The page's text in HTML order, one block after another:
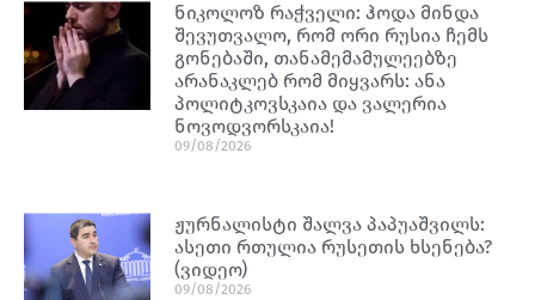
ნიკოლოზ რაჭველი: ჰოდა მინდა
შევუთვალო, რომ ორი რუსია ჩემს
გონებაში, თანამემამულეებზე
არანაკლებ რომ მიყვარს: ანა
პოლიტკოვსკაია და ვალერია
ნოვოდვორსკაია!
09/08/2026
ჟურნალისტი შალვა პაპუაშვილს:
ასეთი რთულია რუსეთის ხსენება?
(ვიდეო)
09/08/2026